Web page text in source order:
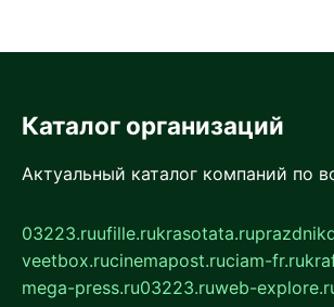
Каталог организаций
Актуальный каталог компаний по
03223.ruufille.rukrasotata.ru
veetbox.rucinemapost.ruciam-fr.ru
mega-press.ru03223.ruweb-